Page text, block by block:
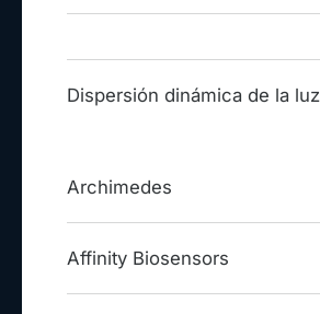
Dispersión dinámica de la luz
Archimedes
Affinity Biosensors